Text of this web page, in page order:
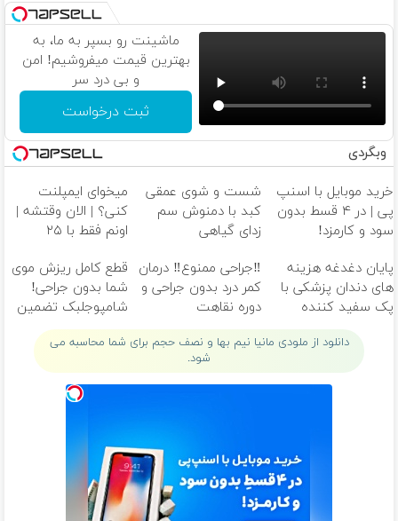
ماشینت رو بسپر به ما، به
بهترین قیمت میفروشیم! امن
و بی درد سر
ثبت درخواست
وبگردی
خرید موبایل با اسنپ
پی | در ۴ قسط بدون
سود و کارمزد!
شست و شوی عمقی
کبد با دمنوش سم
زدای گیاهی
میخوای ایمپلنت
کنی؟ | الان وقتشه |
اونم فقط با ۲۵
پایان دغدغه هزینه
های دندان پزشکی با
پک سفید کننده
‼️جراحی ممنوع‼️ درمان
کمر درد بدون جراحی و
دوره نقاهت
قطع کامل ریزش موی
شما بدون جراحی!
شامپوجلبک تضمین
کیفیت
دانلود از ملودی مانیا نیم بها و نصف حجم برای شما محاسبه می
شود.